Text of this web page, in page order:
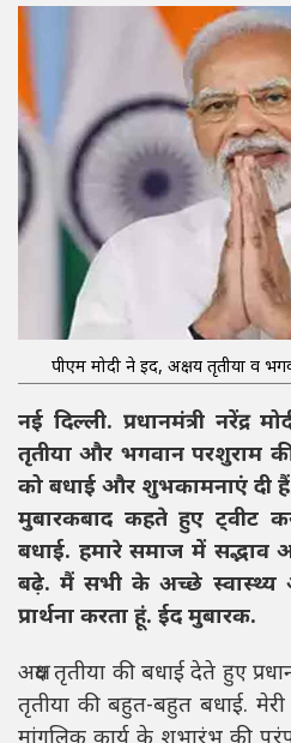
पीएम मोदी ने ईद, अक्षय तृतीया व
नई दिल्ली. प्रधानमंत्री नरेंद्र
तृतीया और भगवान परशुराम
को बधाई और शुभकामनाएं दी हैं.
मुबारकबाद कहते हुए ट्वीट
बधाई. हमारे समाज में
बढ़े. मैं सभी के अच्छे
प्रार्थना करता हूं. ईद मुबारक.
अक्षय तृतीया की बधाई देते हुए
तृतीया की बहुत-बहुत बधाई.